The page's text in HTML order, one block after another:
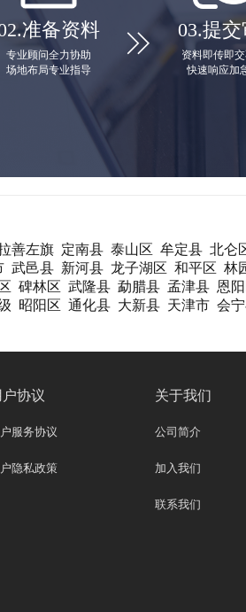
准备资料
专业顾问全力协助
场地布局专业指导
 03.提
资料即传即
快速响应加
善左旗 定南县 泰山区 牟定县 北仑
武邑县 新河县 龙子湖区 和平区 林
碑林区 武隆县 勐腊县 孟津县 恩
昭阳区 通化县 大新县 天津市 会
户协议
服务协议
隐私政策
关于我们
公司简介
加入我们
联系我们